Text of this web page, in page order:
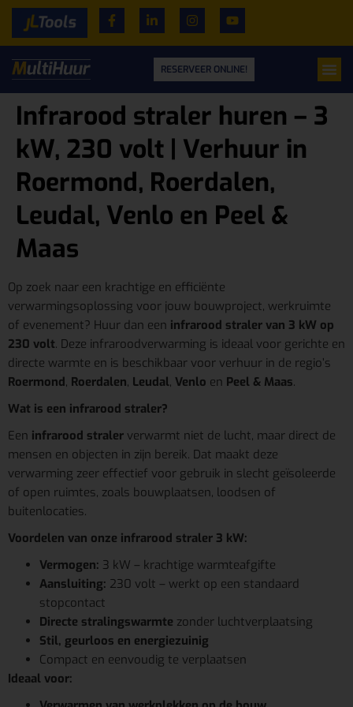
RESERVEER ONLINE!
Infrarood straler huren – 3
kW, 230 volt | Verhuur in
Roermond, Roerdalen,
Leudal, Venlo en Peel &
Maas
Op zoek naar een krachtige en efficiënte
verwarmingsoplossing voor jouw bouwproject, werkruimte
of evenement? Huur dan een infrarood straler van 3 kW op
230 volt. Deze infraroodverwarming is ideaal voor gerichte en
directe warmte en is beschikbaar voor verhuur in de regio’s
Roermond, Roerdalen, Leudal, Venlo en Peel & Maas.
Wat is een infrarood straler?
Een infrarood straler verwarmt niet de lucht, maar direct de
mensen en objecten in zijn bereik. Dat maakt deze
verwarming zeer effectief voor gebruik in slecht geïsoleerde
of open ruimtes, zoals bouwplaatsen, loodsen of
buitenlocaties.
Voordelen van onze infrarood straler 3 kW:
Vermogen: 3 kW – krachtige warmteafgifte
Aansluiting: 230 volt – werkt op een standaard
stopcontact
Directe stralingswarmte zonder luchtverplaatsing
Stil, geurloos en energiezuinig
Compact en eenvoudig te verplaatsen
Ideaal voor: